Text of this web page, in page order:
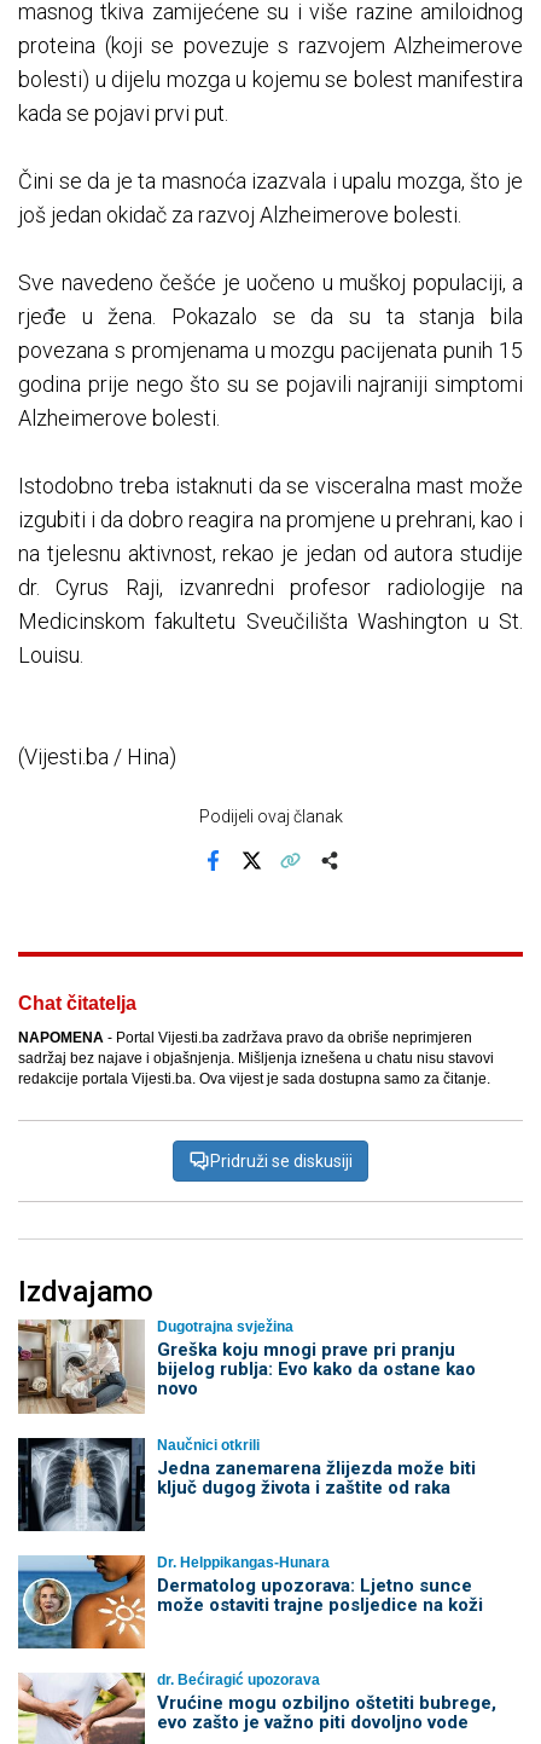
masnog tkiva zamijećene su i više razine amiloidnog
proteina (koji se povezuje s razvojem Alzheimerove
bolesti) u dijelu mozga u kojemu se bolest manifestira
kada se pojavi prvi put.
Čini se da je ta masnoća izazvala i upalu mozga, što je
još jedan okidač za razvoj Alzheimerove bolesti.
Sve navedeno češće je uočeno u muškoj populaciji, a
rjeđe u žena. Pokazalo se da su ta stanja bila
povezana s promjenama u mozgu pacijenata punih 15
godina prije nego što su se pojavili najraniji simptomi
Alzheimerove bolesti.
Istodobno treba istaknuti da se visceralna mast može
izgubiti i da dobro reagira na promjene u prehrani, kao i
na tjelesnu aktivnost, rekao je jedan od autora studije
dr. Cyrus Raji, izvanredni profesor radiologije na
Medicinskom fakultetu Sveučilišta Washington u St.
Louisu.
(Vijesti.ba / Hina)
Podijeli ovaj članak
Chat čitatelja
NAPOMENA - Portal Vijesti.ba zadržava pravo da obriše neprimjeren
sadržaj bez najave i objašnjenja. Mišljenja iznešena u chatu nisu stavovi
redakcije portala Vijesti.ba. Ova vijest je sada dostupna samo za čitanje.
Pridruži se diskusiji
Izdvajamo
Dugotrajna svježina
Greška koju mnogi prave pri pranju
bijelog rublja: Evo kako da ostane kao
novo
Naučnici otkrili
Jedna zanemarena žlijezda može biti
ključ dugog života i zaštite od raka
Dr. Helppikangas-Hunara
Dermatolog upozorava: Ljetno sunce
može ostaviti trajne posljedice na koži
dr. Bećiragić upozorava
Vrućine mogu ozbiljno oštetiti bubrege,
evo zašto je važno piti dovoljno vode